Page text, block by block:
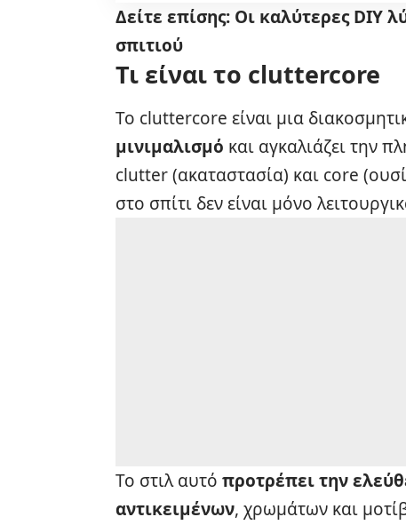
Δείτε επίσης: Οι καλύτερες DIY
σπιτιού
Τι είναι το cluttercore
Το cluttercore είναι μια
μινιμαλισμό και αγκαλιάζει την
clutter (ακαταστασία) και core
στο σπίτι δεν είναι μόνο
Το στιλ αυτό προτρέπει την
αντικειμένων, χρωμάτων και